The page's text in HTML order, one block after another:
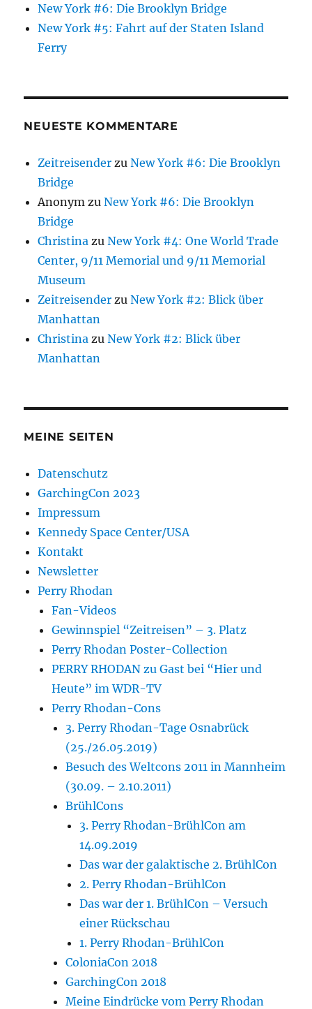
New York #6: Die Brooklyn Bridge
New York #5: Fahrt auf der Staten Island
Ferry
NEUESTE KOMMENTARE
Zeitreisender zuNew York #6: Die Brooklyn
Bridge
Anonym zuNew York #6: Die Brooklyn
Bridge
Christina zuNew York #4: One World Trade
Center, 9/11 Memorial und 9/11 Memorial
Museum
Zeitreisender zuNew York #2: Blick über
Manhattan
Christina zuNew York #2: Blick über
Manhattan
MEINE SEITEN
Datenschutz
GarchingCon 2023
Impressum
Kennedy Space Center/USA
Kontakt
Newsletter
Perry Rhodan
Fan-Videos
Gewinnspiel “Zeitreisen” – 3. Platz
Perry Rhodan Poster-Collection
PERRY RHODAN zu Gast bei “Hier und
Heute” im WDR-TV
Perry Rhodan-Cons
3. Perry Rhodan-Tage Osnabrück
(25./26.05.2019)
Besuch des Weltcons 2011 in Mannheim
(30.09. – 2.10.2011)
BrühlCons
3. Perry Rhodan-BrühlCon am
14.09.2019
Das war der galaktische 2. BrühlCon
2. Perry Rhodan-BrühlCon
Das war der 1. BrühlCon – Versuch
einer Rückschau
1. Perry Rhodan-BrühlCon
ColoniaCon 2018
GarchingCon 2018
Meine Eindrücke vom Perry Rhodan